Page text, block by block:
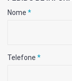
Nome *
Telefone *